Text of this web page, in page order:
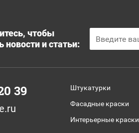
чтобы
новости и статьи:
39
Штукатурки
Фасадные краски
Интерьерные краски